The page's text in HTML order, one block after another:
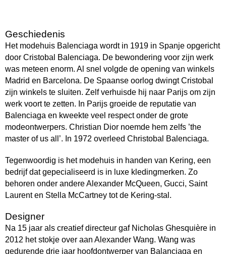
Geschiedenis
Het modehuis Balenciaga wordt in 1919 in Spanje opgericht
door Cristobal Balenciaga. De bewondering voor zijn werk
was meteen enorm. Al snel volgde de opening van winkels
Madrid en Barcelona. De Spaanse oorlog dwingt Cristobal
zijn winkels te sluiten. Zelf verhuisde hij naar Parijs om zijn
werk voort te zetten. In Parijs groeide de reputatie van
Balenciaga en kweekte veel respect onder de grote
modeontwerpers. Christian Dior noemde hem zelfs ’the
master of us all’. In 1972 overleed Christobal Balenciaga.
Tegenwoordig is het modehuis in handen van Kering, een
bedrijf dat gepecialiseerd is in luxe kledingmerken. Zo
behoren onder andere Alexander McQueen, Gucci, Saint
Laurent en Stella McCartney tot de Kering-stal.
Designer
Na 15 jaar als creatief directeur gaf Nicholas Ghesquière in
2012 het stokje over aan Alexander Wang. Wang was
gedurende drie jaar hoofdontwerper van Balanciaga en